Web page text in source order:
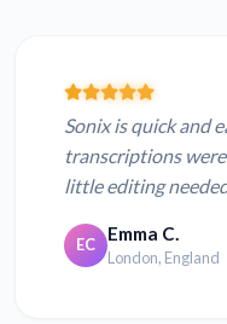
Sonix is quick and
transcriptions were
little editing
EC Emma C.
London, England